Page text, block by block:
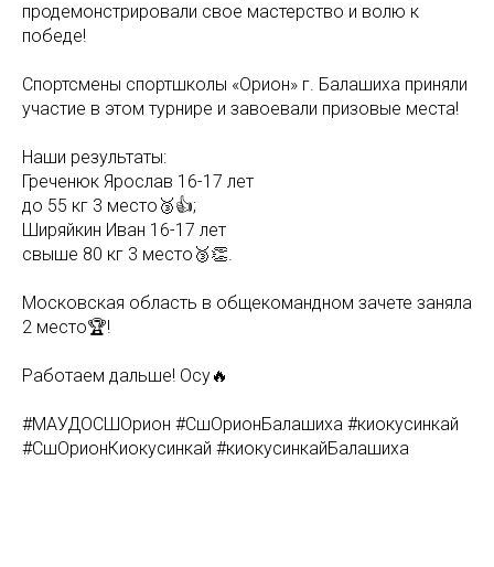
продемонстрировали свое мастерство и волю к
победе!
Спортсмены спортшколы «Орион» г. Балашиха приняли
участие в этом турнире и завоевали призовые места!
Наши результаты:
Греченюк Ярослав 16-17 лет
до 55 кг 3 место🥉👍;
Ширяйкин Иван 16-17 лет
свыше 80 кг 3 место🥉👏.
Московская область в общекомандном зачете заняла
2 место🏆!
Работаем дальше! Осу🔥
#МАУДОСШОрион #СшОрионБалашиха #киокусинкай
#СшОрионКиокусинкай #киокусинкайБалашиха